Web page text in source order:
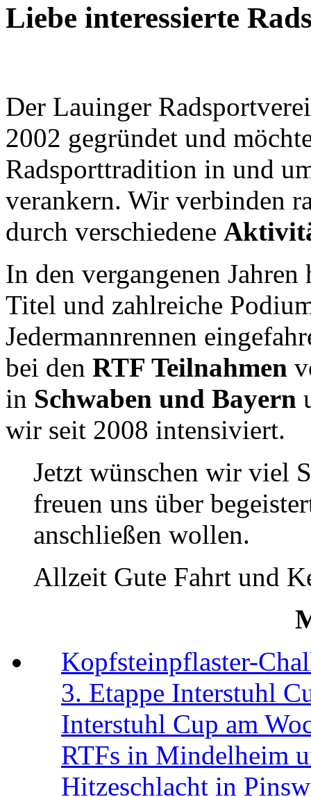
Liebe interessierte
Der Lauinger
2002 gegründet und
Radsporttradition in und
verankern. Wir verbinden
durch verschiedene
In den vergangenen
Titel und zahlreiche
Jedermannrennen
bei den RTF Teilnahmen
in Schwaben und Bayern
wir seit 2008 intensiviert.
Jetzt wünschen wir viel
freuen uns über
anschließen wollen.
Allzeit Gute Fahrt und
Kopfsteinpflaster-
3. Etappe Interstuhl
Interstuhl Cup am
RTFs in Mindelheim
Hitzeschlacht in